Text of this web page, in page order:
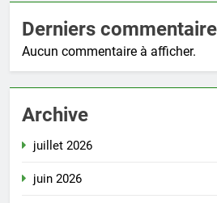
Derniers
Aucun commentaire à afficher.
Archive
juillet 2026
juin 2026